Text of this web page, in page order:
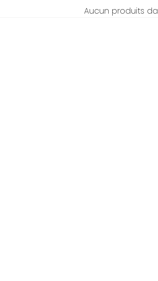
Aucun produits